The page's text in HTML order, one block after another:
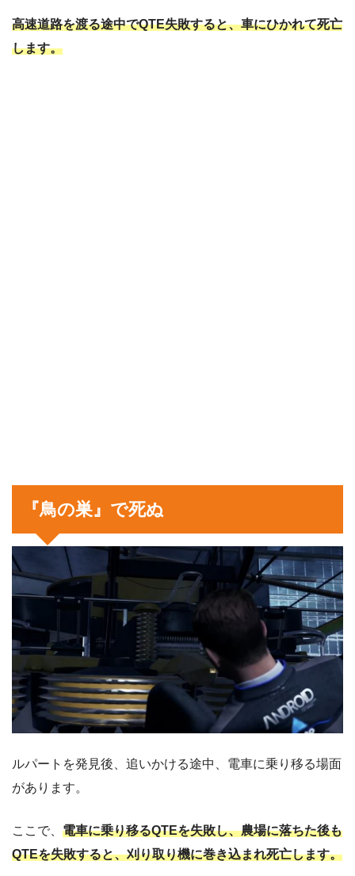
高速道路を渡る途中でQTE失敗すると、車にひかれて死亡
します。
『鳥の巣』で死ぬ
ルパートを発見後、追いかける途中、電車に乗り移る場面
があります。
ここで、 電車に乗り移るQTEを失敗し、農場に落ちた後も
QTEを失敗すると、刈り取り機に巻き込まれ死亡します。